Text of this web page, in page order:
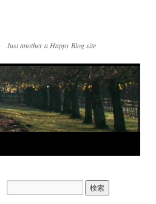
Just another a Happy Blog site